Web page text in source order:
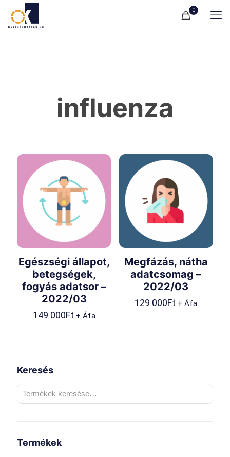
0
influenza
Egészségi állapot,
betegségek,
fogyás adatsor –
2022/03
149 000Ft + Áfa
Megfázás, nátha
adatcsomag –
2022/03
129 000Ft + Áfa
Keresés
Termékek